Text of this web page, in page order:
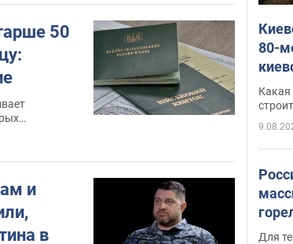
50
и
в
80-
Какая
Для